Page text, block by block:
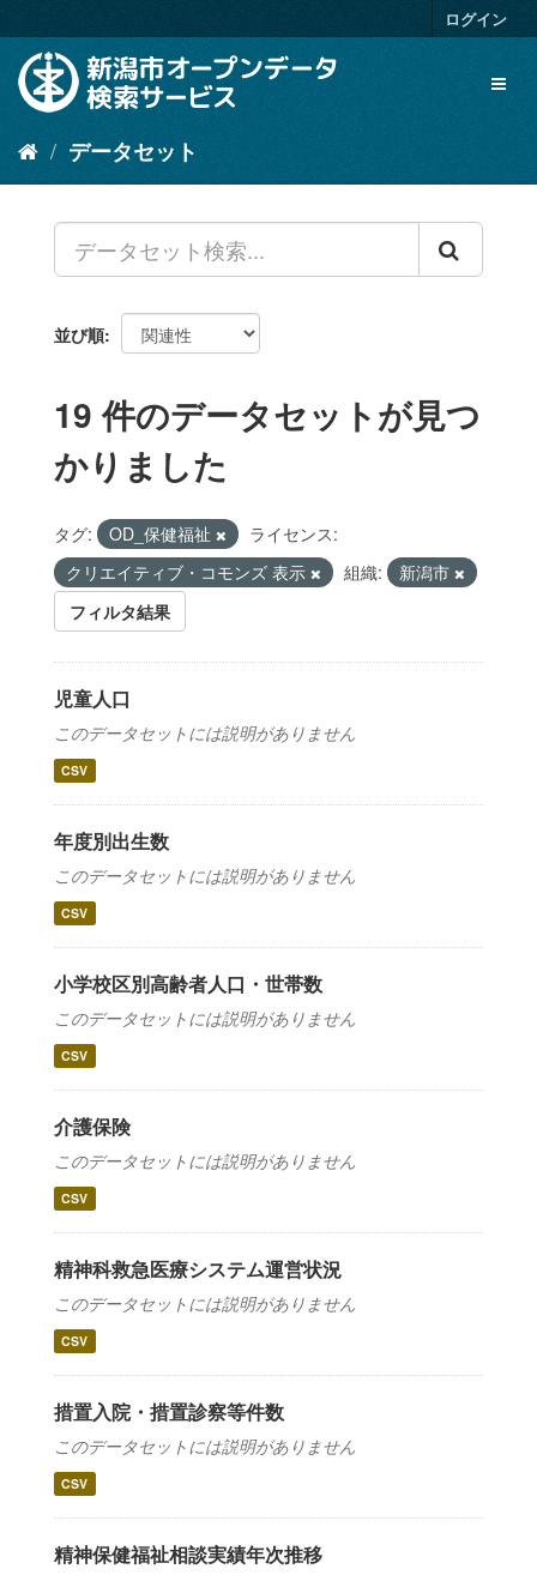
キ
容
ログイン
データセット
並び順
19 件のデータセットが見つ
かりました
タグ: OD_保健福祉
ライセンス:
クリエイティブ・コモンズ 表示
組織:
新潟市
フィルタ結果
児童人口
このデータセットには説明がありません
CSV
年度別出生数
このデータセットには説明がありません
CSV
小学校区別高齢者人口・世帯数
このデータセットには説明がありません
CSV
介護保険
このデータセットには説明がありません
CSV
精神科救急医療システム運営状況
このデータセットには説明がありません
CSV
措置入院・措置診察等件数
このデータセットには説明がありません
CSV
精神保健福祉相談実績年次推移